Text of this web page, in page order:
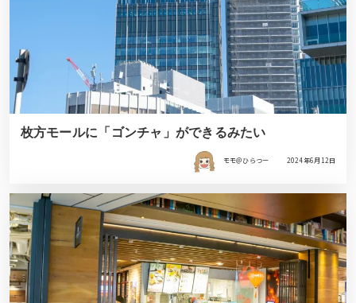
枚方モールに「ゴンチャ」ができるみたい
モモ＠ひらつー 2024年6月12日